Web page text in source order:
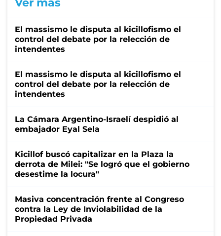
El massismo le disputa al kicillofismo el
control del debate por la relección de
intendentes
El massismo le disputa al kicillofismo el
control del debate por la relección de
intendentes
La Cámara Argentino-Israelí despidió al
embajador Eyal Sela
Kicillof buscó capitalizar en la Plaza la
derrota de Milei: "Se logró que el gobierno
desestime la locura"
Masiva concentración frente al Congreso
contra la Ley de Inviolabilidad de la
Propiedad Privada